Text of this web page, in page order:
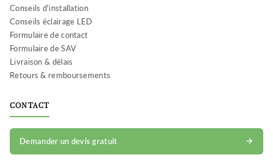
Conseils d'installation
Conseils éclairage LED
Formulaire de contact
Formulaire de SAV
Livraison & délais
Retours & remboursements
CONTACT
Demander un devis gratuit